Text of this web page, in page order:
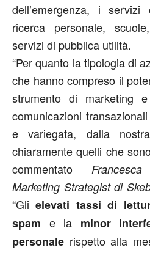
dell’emergenza, i
ricerca personale,
servizi di pubblica utilità.
“Per quanto la tipologia di
che hanno compreso il
strumento di marketing
comunicazioni
e variegata, dalla
chiaramente quelli che
commentato
Marketing Strategist di
“Glielevati tassi di
spam e la minor
personale rispetto alla